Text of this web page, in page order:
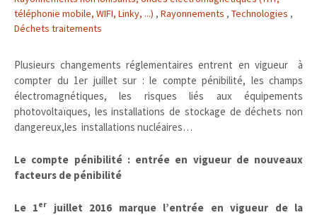
téléphonie mobile, WIFI, Linky, ...) , Rayonnements , Technologies ,
Déchets traitements
Plusieurs changements réglementaires entrent en vigueur à
compter du 1er juillet sur : le compte pénibilité, les champs
électromagnétiques, les risques liés aux équipements
photovoltaïques, les installations de stockage de déchets non
dangereux,les installations nucléaires…
Le compte pénibilité : entrée en vigueur de nouveaux
facteurs de pénibilité
Le 1er
juillet 2016 marque l’entrée en vigueur de la